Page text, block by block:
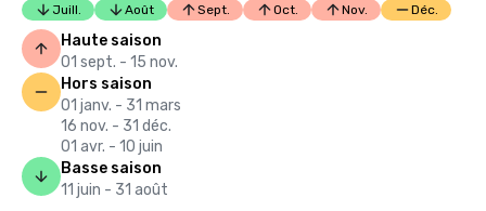
Juill.
Août Sept. Oct. Nov. Déc.
Haute saison
01 sept. - 15 nov.
Hors saison
01 janv. - 31 mars
16 nov. - 31 déc.
01 avr. - 10 juin
Basse saison
11 juin - 31 août